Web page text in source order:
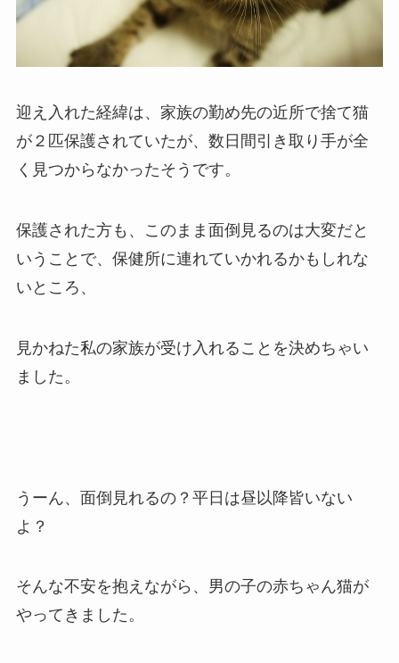
迎え入れた経緯は、家族の勤め先の近所で捨て猫
が２匹保護されていたが、数日間引き取り手が全
く見つからなかったそうです。
保護された方も、このまま面倒見るのは大変だと
いうことで、保健所に連れていかれるかもしれな
いところ、
見かねた私の家族が受け入れることを決めちゃい
ました。
うーん、面倒見れるの？平日は昼以降皆いない
よ？
そんな不安を抱えながら、男の子の赤ちゃん猫が
やってきました。